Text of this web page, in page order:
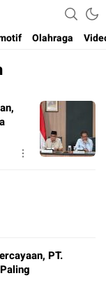
Olahraga
PT.